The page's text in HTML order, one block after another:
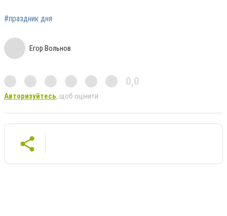
#праздник дня
Егор Вольнов
0,0
Авторизуйтесь, щоб оцінити